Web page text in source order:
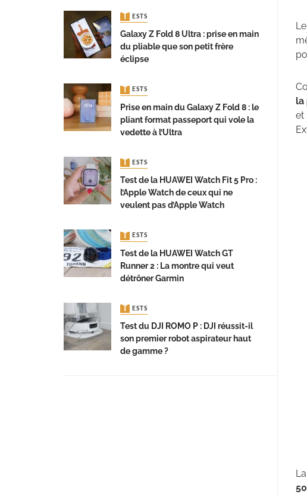
la
et
TESTS
Galaxy Z Fold 8 Ultra : prise en main
du pliable que son petit frère
éclipse
TESTS
Prise en main du Galaxy Z Fold 8 : le
pliant format passeport qui vole la
vedette à l’Ultra
TESTS
Test de la HUAWEI Watch Fit 5 Pro :
l’Apple Watch de ceux qui ne
veulent pas d’Apple Watch
TESTS
Test de la HUAWEI Watch GT
Runner 2 : La montre qui veut
détrôner Garmin
TESTS
Test du DJI ROMO P : DJI réussit-il
son premier robot aspirateur haut
de gamme ?